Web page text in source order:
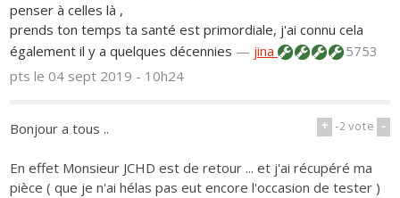
penser à celles là ,
prends ton temps ta santé est primordiale, j'ai connu cela
également il y a quelques décennies — jina
5753
ptsle 04 sept 2019 - 10h24
+ -2vote -
Bonjour a tous ..
En effet Monsieur JCHD est de retour ... et j'ai récupéré ma
pièce ( que je n'ai hélas pas eut encore l'occasion de tester )